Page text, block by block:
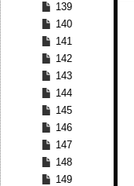
139
140
141
142
143
144
145
146
147
148
149